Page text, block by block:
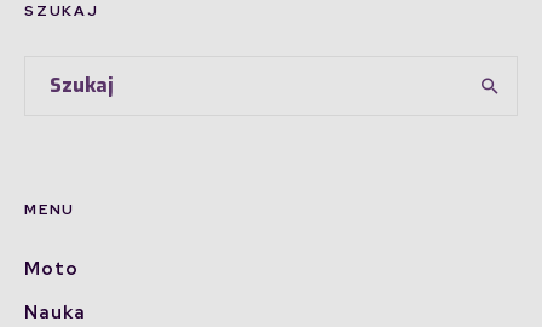
SZUKAJ
MENU
Moto
Nauka